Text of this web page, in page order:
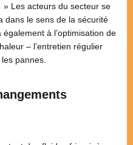
» Les acteurs du secteur se
dans le sens de la sécurité
à l’optimisation de
– l’entretien régulier
pannes.